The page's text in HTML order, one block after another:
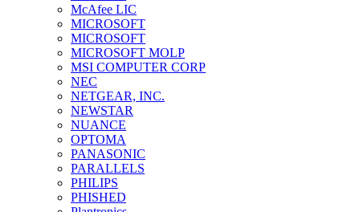
McAfee LIC
MICROSOFT
MICROSOFT
MICROSOFT MOLP
MSI COMPUTER CORP
NEC
NETGEAR, INC.
NEWSTAR
NUANCE
OPTOMA
PANASONIC
PARALLELS
PHILIPS
PHISHED